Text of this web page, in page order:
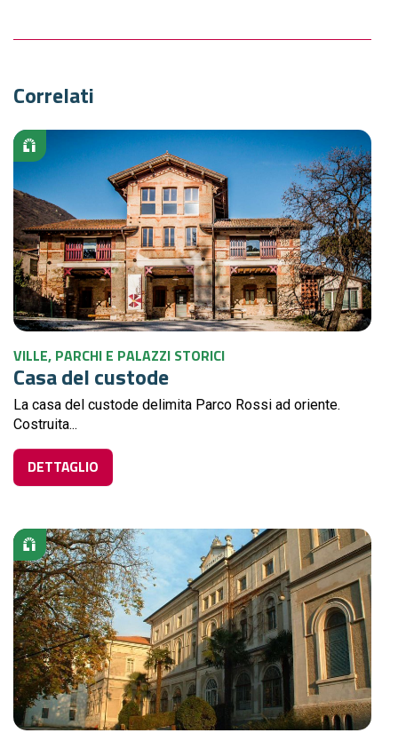
Correlati
VILLE, PARCHI E PALAZZI STORICI
Casa del custode
La casa del custode delimita Parco Rossi ad oriente.
Costruita...
DETTAGLIO